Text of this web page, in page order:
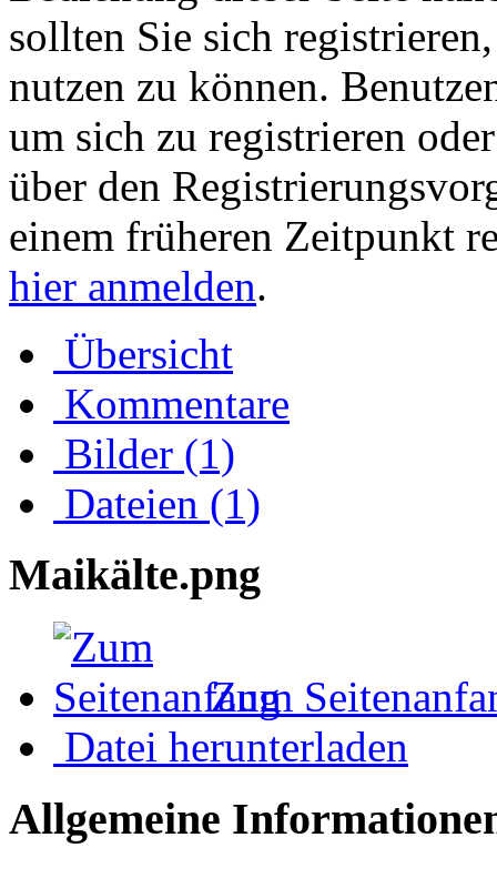
sollten Sie sich
nutzen zu können.
um sich zu registrieren
über den
einem früheren Zeitpunkt
hier anmelden.
Übersicht
Kommentare
Bilder (1)
Dateien (1)
Maikälte.png
Zum
Datei herunterladen
Allgemeine